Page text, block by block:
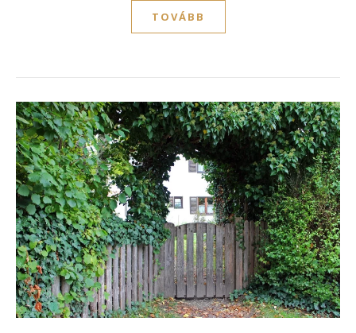
TOVÁBB